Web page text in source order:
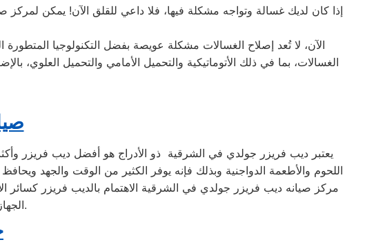
إذا كان لديك غسالة وتواجه مشكلة فيها، فلا داعي للقلق الآن! يمكن
الآن، لا تُعد إصلاح الغسالات مشكلة عويصة بفضل التكنولوجيا
يعتبر ديب فريزر جولدي في الشرقية ذو الأدراج هو أفضل ديب فريزر
اللحوم والأطعمة الدواجنية وبذلك فإنه يوفر الكثير من الوقت والجهد
مركز صيانه ديب فريزر جولدي في الشرقية الاهتمام بالديب فريزر
الجهاز، تمامًا كجميع الأجهزة المنزلية الأخرى، للحفاظ عليها.